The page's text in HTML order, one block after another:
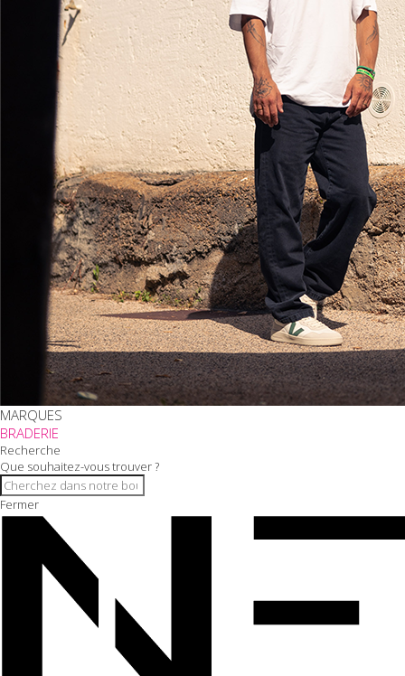
MARQUES
BRADERIE
Recherche
Que souhaitez-vous trouver ?
Fermer